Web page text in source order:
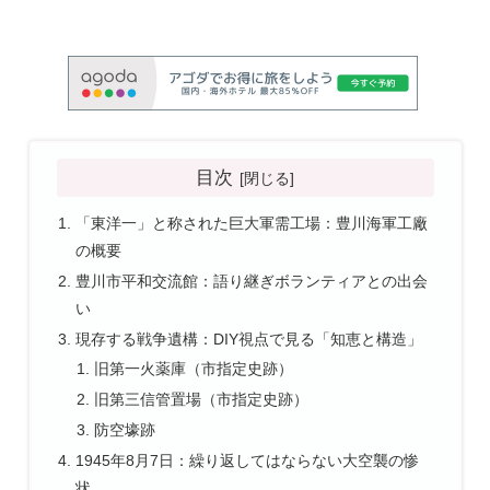
目次
「東洋一」と称された巨大軍需工場：豊川海軍工廠
の概要
豊川市平和交流館：語り継ぎボランティアとの出会
い
現存する戦争遺構：DIY視点で見る「知恵と構造」
旧第一火薬庫（市指定史跡）
旧第三信管置場（市指定史跡）
防空壕跡
1945年8月7日：繰り返してはならない大空襲の惨